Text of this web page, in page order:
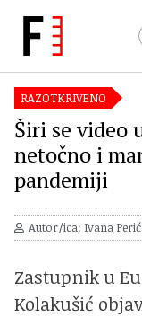
RAZOTKRIVENO
Širi se video
netočno i
pandemiji
Autor/ica: Ivana Perić
Zastupnik u
Kolakušić